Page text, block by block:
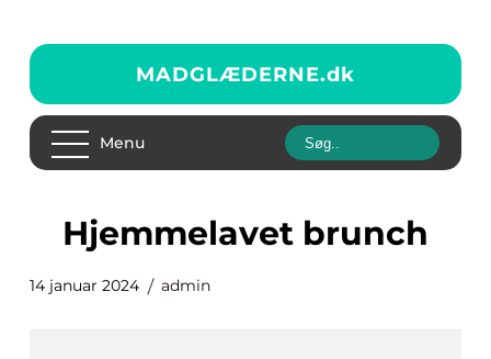
MADGLÆDERNE.dk
Menu
hjemmelavet brunch
14 januar 2024 admin